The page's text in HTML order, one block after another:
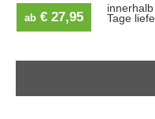
ab € 27,95
Tage